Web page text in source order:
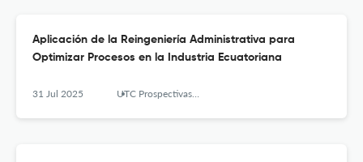
Aplicación de la Reingeniería Administrativa para
Optimizar Procesos en la Industria Ecuatoriana
31 Jul 2025 UTC Prospectivas: Revista de Ciencias Administrativas y Económicas